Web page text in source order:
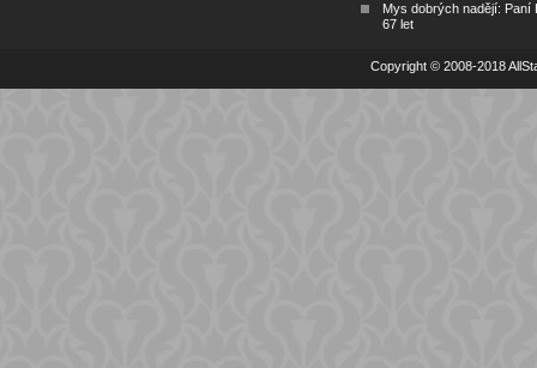
Mys dobrých nadějí: Paní
67 let
Copyright © 2008-2018